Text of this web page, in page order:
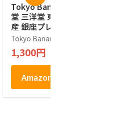
Tokyo Banana 三洋
堂 三洋堂 東京お土
産 銀座プレミアムエ
クセレントショコラ
20個入り
Tokyo Banana
1,300円
Amazonで見る